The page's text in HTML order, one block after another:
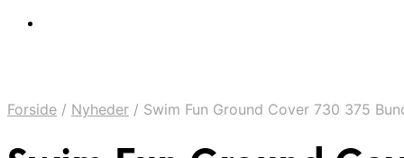
Forside / Nyheder / Swim Fun Ground Cover 730 375